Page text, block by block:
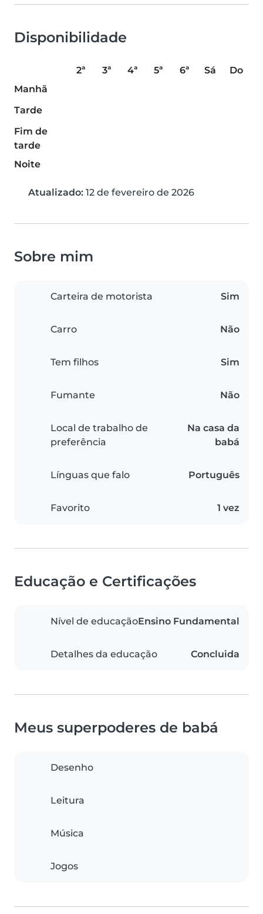
Disponibilidade
2ª 3ª 4ª 5ª 6ª Sá
Do
Manhã
Tarde
Fim de
tarde
Noite
Atualizado: 12 de fevereiro de 2026
Sobre mim
Carteira de motorista Sim
Carro Não
Tem filhos Sim
Fumante Não
Local de trabalho de
preferência
Na casa da
babá
Línguas que falo Português
Favorito 1 vez
Educação e Certificações
Nível de educaçãoEnsino Fundamental
Detalhes da educação Concluida
Meus superpoderes de babá
Desenho
Leitura
Música
Jogos